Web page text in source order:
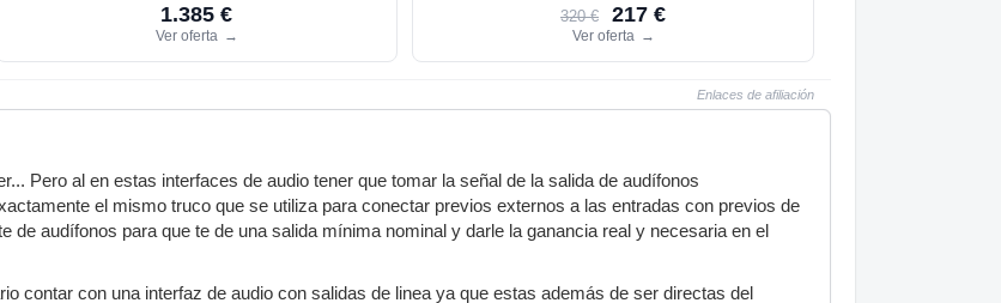
1.385 €
Ver oferta →
320 € 217 €
Ver oferta →
Enlaces de afiliación
Pero al en estas interfaces de audio tener que tomar la señal de la salida de audífonos
el mismo truco que se utiliza para conectar previos externos a las entradas con previos de
de audífonos para que te de una salida mínima nominal y darle la ganancia real y necesaria en el
contar con una interfaz de audio con salidas de linea ya que estas además de ser directas del